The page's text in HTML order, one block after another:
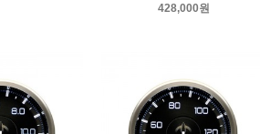
428,000원